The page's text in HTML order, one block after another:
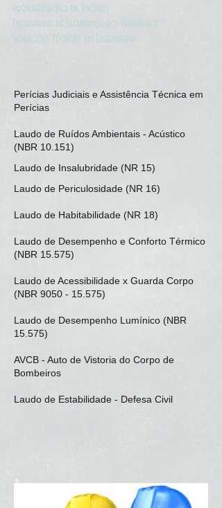
- Regularização de Imóveis
- Engenharia de Segurança do Trabalho
- Soluções Técnicas em Engenharia
Perícias Judiciais e Assistência Técnica em
Perícias
Laudo de Ruídos Ambientais - Acústico
(NBR 10.151)
Laudo de Insalubridade (NR 15)
Laudo de Periculosidade (NR 16)
Laudo de Habitabilidade (NR 18)
Laudo de Desempenho e Conforto Térmico
(NBR 15.575)
Laudo de Acessibilidade x Guarda Corpo
(NBR 9050 - 15.575)
Laudo de Desempenho Lumínico (NBR
15.575)
AVCB - Auto de Vistoria do Corpo de
Bombeiros
Laudo de Estabilidade - Defesa Civil